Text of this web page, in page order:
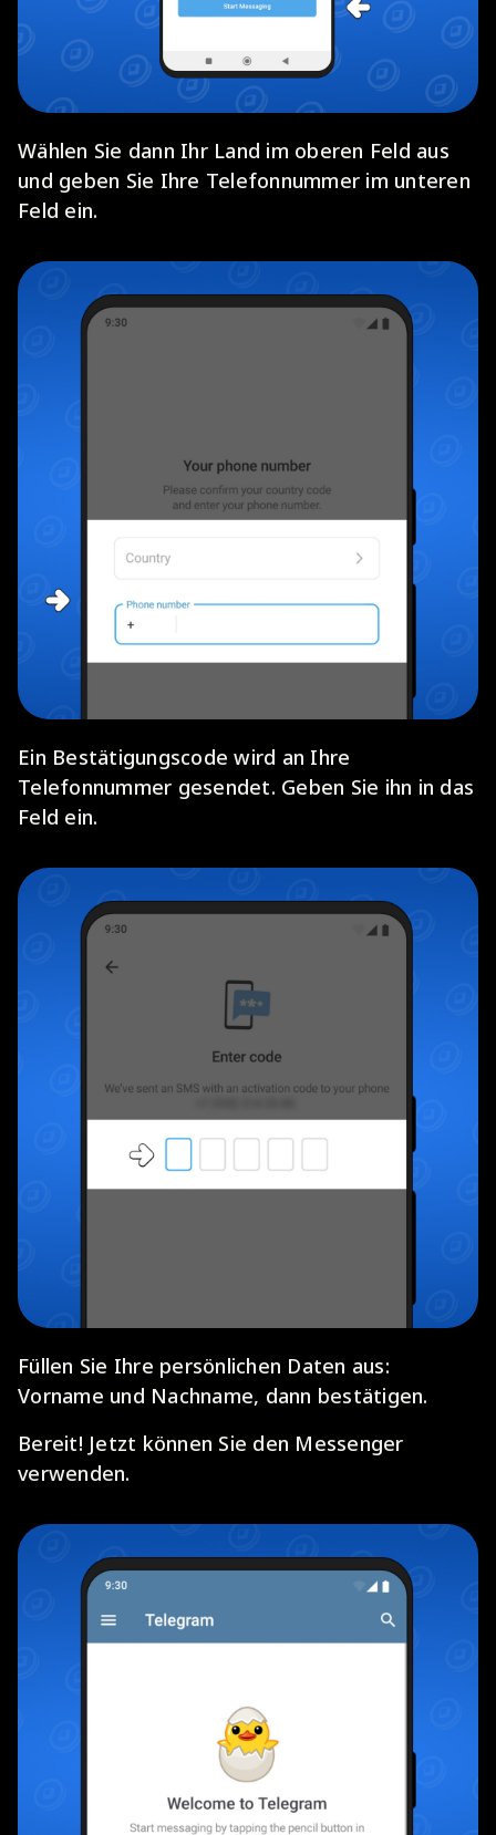
Wählen Sie dann Ihr Land im oberen Feld aus
und geben Sie Ihre Telefonnummer im unteren
Feld ein.
Ein Bestätigungscode wird an Ihre
Telefonnummer gesendet. Geben Sie ihn in das
Feld ein.
Füllen Sie Ihre persönlichen Daten aus:
Vorname und Nachname, dann bestätigen.
Bereit! Jetzt können Sie den Messenger
verwenden.